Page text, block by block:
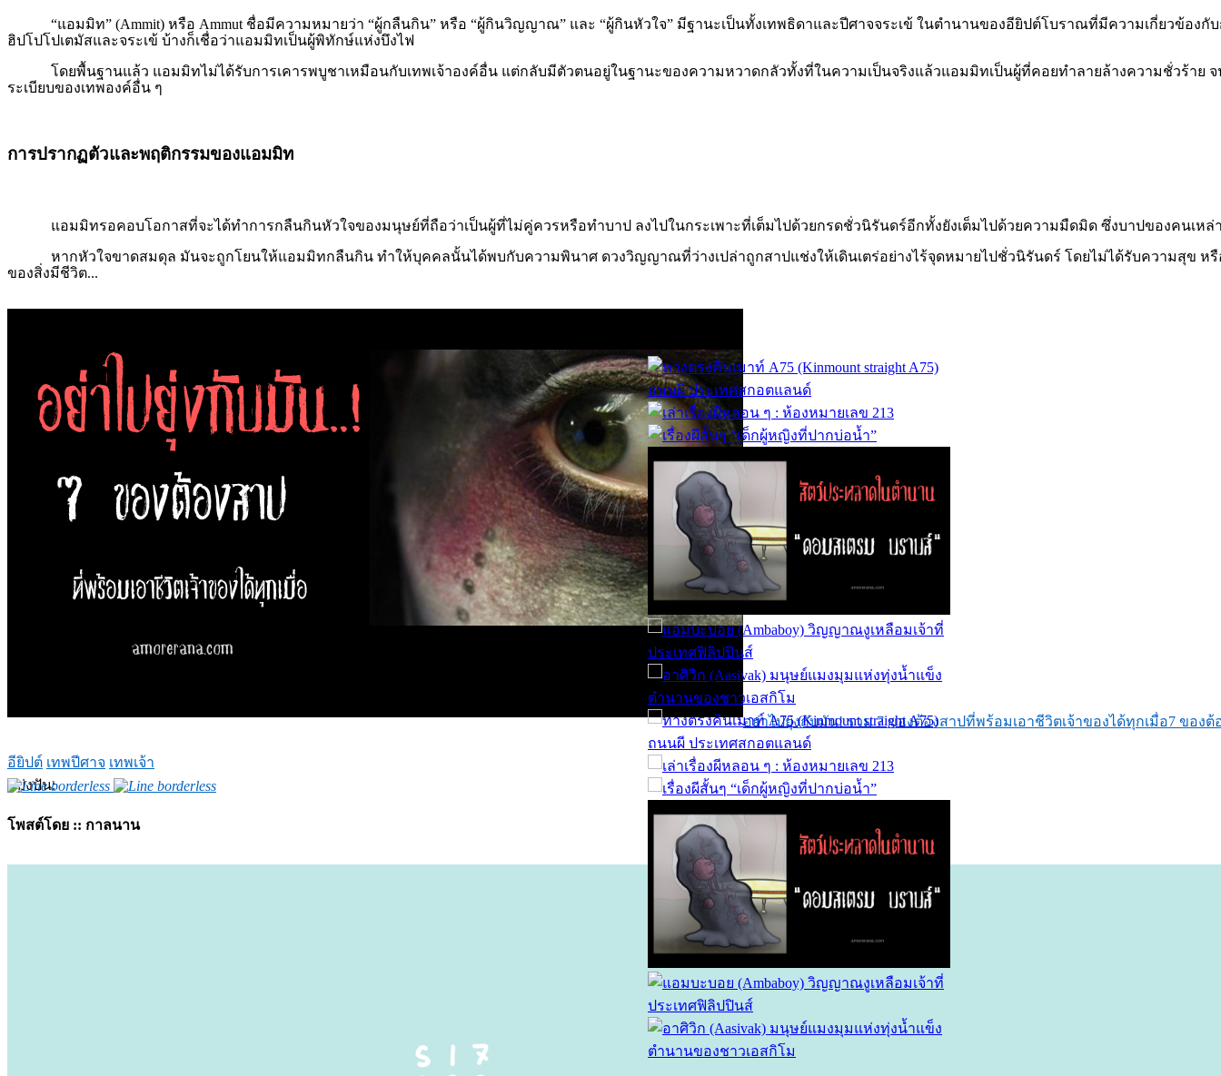
“แอมมิท” (Ammit) หรือ Ammut ชื่อมีความหมายว่า “ผู้กลืนกิน” หรือ “ผู้กินวิญญาณ” และ “ผู้กินหัวใจ” มีฐานะเป็นทั้งเทพธิดาและปีศาจจระเข้ ในตำนานของอียิปต์โบราณที่มีความเกี่ยว
ฮิปโปโปเตมัสและจระเข้ บ้างก็เชื่อว่าแอมมิทเป็นผู้พิทักษ์แห่งบึงไฟ
โดยพื้นฐานแล้ว แอมมิทไม่ได้รับการเคารพบูชาเหมือนกับเทพเจ้าองค์อื่น แต่กลับมีตัวตนอยู่ในฐานะของความหวาดกลัวทั้งที่ในความเป็นจริงแล้วแอมมิทเป็นผู้ที่คอยทำลายล้างความชั่วร้าย
ระเบียบของเทพองค์อื่น ๆ
การปรากฏตัวและพฤติกรรมของแอมมิท
แอมมิทรอคอบโอกาสที่จะได้ทำการกลืนกินหัวใจของมนุษย์ที่ถือว่าเป็นผู้ที่ไม่คู่ควรหรือทำบาป ลงไปในกระเพาะที่เต็มไปด้วยกรดชั่วนิรันดร์อีกทั้งยังเต็มไปด้วยความมืดมิด ซึ่งบาปของคนเห
หากหัวใจขาดสมดุล มันจะถูกโยนให้แอมมิทกลืนกิน ทำให้บุคคลนั้นได้พบกับความพินาศ ดวงวิญญาณที่ว่างเปล่าถูกสาปแช่งให้เดินเตร่อย่างไร้จุดหมายไปชั่วนิรันดร์ โดยไม่ได้รับความสุข หรื
ของสิ่งมีชีวิต...
อย่าไปยุ่งกับมัน! รวม 7 ของต้องสาปที่พร้อมเอาชีวิตเจ้าของได้ทุกเมื่อ7 ของต้
อียิปต์ เทพปีศาจ เทพเจ้า
แบ่งปัน:
โพสต์โดย :: กาลนาน